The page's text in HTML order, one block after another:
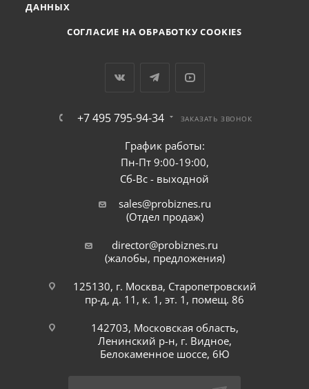
ДАННЫХ
СОГЛАСИЕ НА ОБРАБОТКУ COOKIES
+7 495 795-94-34 ЗАКАЗАТЬ ЗВОНОК
График работы:
Пн-Пт 9:00-19:00,
Сб-Вс - выходной
sales@probiznes.ru
(Отдел продаж)
director@probiznes.ru
(жалобы, предложения)
125130, г. Москва, Старопетровский
пр-д, д. 11, к. 1, эт. 1, помещ. 86
142703, Московская область,
Ленинский р-н, г. Видное,
Белокаменное шоссе, 6Ю